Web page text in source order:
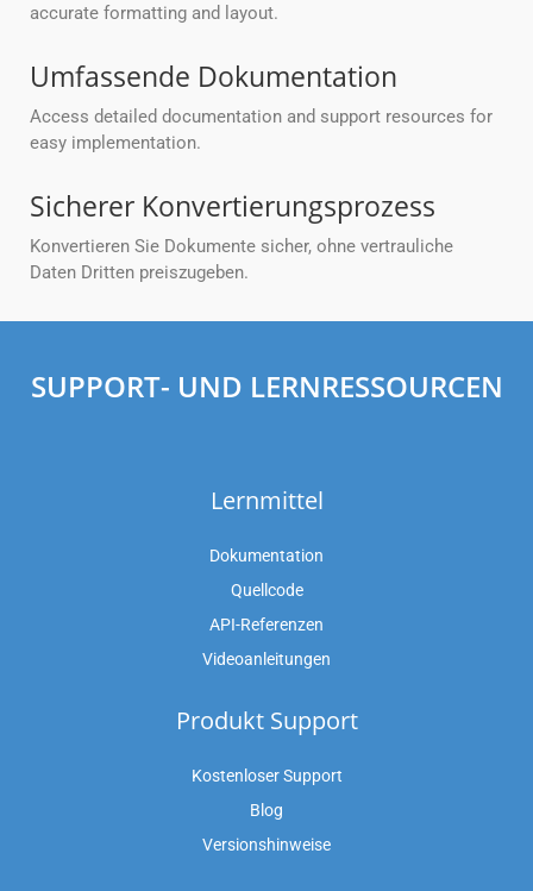
accurate formatting and layout.
Umfassende Dokumentation
Access detailed documentation and support resources for
easy implementation.
Sicherer Konvertierungsprozess
Konvertieren Sie Dokumente sicher, ohne vertrauliche
Daten Dritten preiszugeben.
SUPPORT- UND LERNRESSOURCEN
Lernmittel
Dokumentation
Quellcode
API-Referenzen
Videoanleitungen
Produkt Support
Kostenloser Support
Blog
Versionshinweise